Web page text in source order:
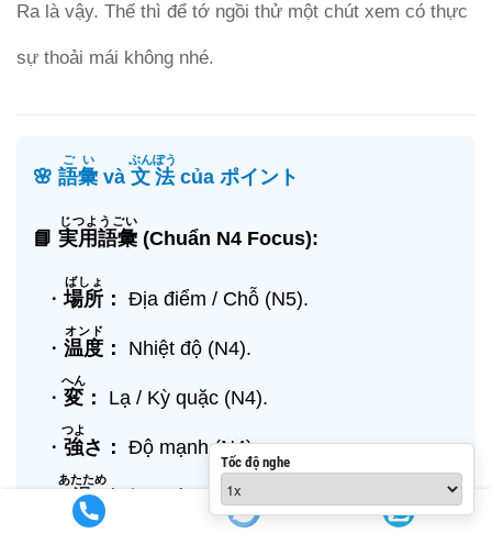
Ra là vậy. Thế thì để tớ ngồi thử một chút xem có thực
sự thoải mái không nhé.
🌸 語彙
ごい
và 文法
ぶんぽう
của ポイント
📘 実用語彙
じつようごい
(Chuẩn N4 Focus):
・場所
ばしょ
： Địa điểm / Chỗ (N5).
・ 温度
オンド
： Nhiệt độ (N4).
・ 変
へん
： Lạ / Kỳ quặc (N4).
・ 強
つよ
さ： Độ mạnh (N4).
温
あたため
める： Làm ấm (N4).
かぜ
Tốc độ nghe